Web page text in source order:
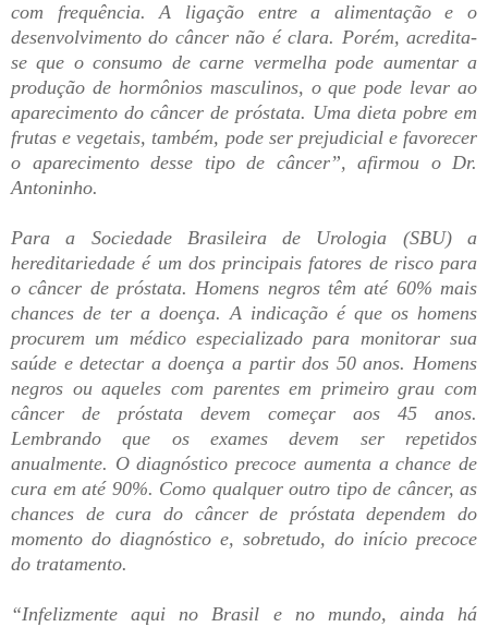
com frequência. A ligação entre a alimentação e o
desenvolvimento do câncer não é clara. Porém, acredita-
se que o consumo de carne vermelha pode aumentar a
produção de hormônios masculinos, o que pode levar ao
aparecimento do câncer de próstata. Uma dieta pobre em
frutas e vegetais, também, pode ser prejudicial e favorecer
o aparecimento desse tipo de câncer”, afirmou o Dr.
Antoninho.
Para a Sociedade Brasileira de Urologia (SBU) a
hereditariedade é um dos principais fatores de risco para
o câncer de próstata. Homens negros têm até 60% mais
chances de ter a doença. A indicação é que os homens
procurem um médico especializado para monitorar sua
saúde e detectar a doença a partir dos 50 anos. Homens
negros ou aqueles com parentes em primeiro grau com
câncer de próstata devem começar aos 45 anos.
Lembrando que os exames devem ser repetidos
anualmente. O diagnóstico precoce aumenta a chance de
cura em até 90%. Como qualquer outro tipo de câncer, as
chances de cura do câncer de próstata dependem do
momento do diagnóstico e, sobretudo, do início precoce
do tratamento.
“Infelizmente aqui no Brasil e no mundo, ainda há